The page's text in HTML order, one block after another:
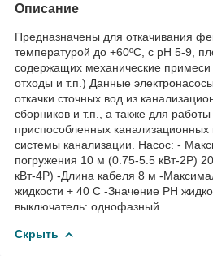
Описание
Предназначены для откачивания
температурой до +60ºС, с рН 5-9,
содержащих механические
отходы и т.п.) Данные
откачки сточных вод из
сборников и т.п., а также для
приспособленных
системы канализации. Насос: -
погружения 10 м (0.75-5.5 кВт-2Р)
кВт-4Р) -Длина кабеля 8 м -
жидкости + 40 С -Значение РН
выключатель: однофазный
Скрыть